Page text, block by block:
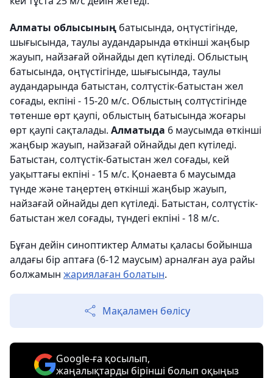
Алматы облысының батысында, оңтүстігінде,
шығысында, таулы аудандарында өткінші жаңбыр
жауып, найзағай ойнайды деп күтіледі. Облыстың
батысында, оңтүстігінде, шығысында, таулы
аудандарында батыстан, солтүстік-батыстан жел
соғады, екпіні - 15-20 м/с. Облыстың солтүстігінде
төтенше өрт қаупі, облыстың батысында жоғары
өрт қаупі сақталады. Алматыда 6 маусымда өткінші
жаңбыр жауып, найзағай ойнайды деп күтіледі.
Батыстан, солтүстік-батыстан жел соғады, кей
уақыттағы екпіні - 15 м/с. Қонаевта 6 маусымда
түнде және таңертең өткінші жаңбыр жауып,
найзағай ойнайды деп күтіледі. Батыстан, солтүстік-
батыстан жел соғады, түндегі екпіні - 18 м/с.
Бұған дейін синоптиктер Алматы қаласы бойынша
алдағы бір аптаға (6-12 маусым) арналған ауа райы
болжамын жариялаған болатын.
Мақаламен бөлісу
Google-ға қосылып,
жаңалықтарды бірінші болып оқыңыз